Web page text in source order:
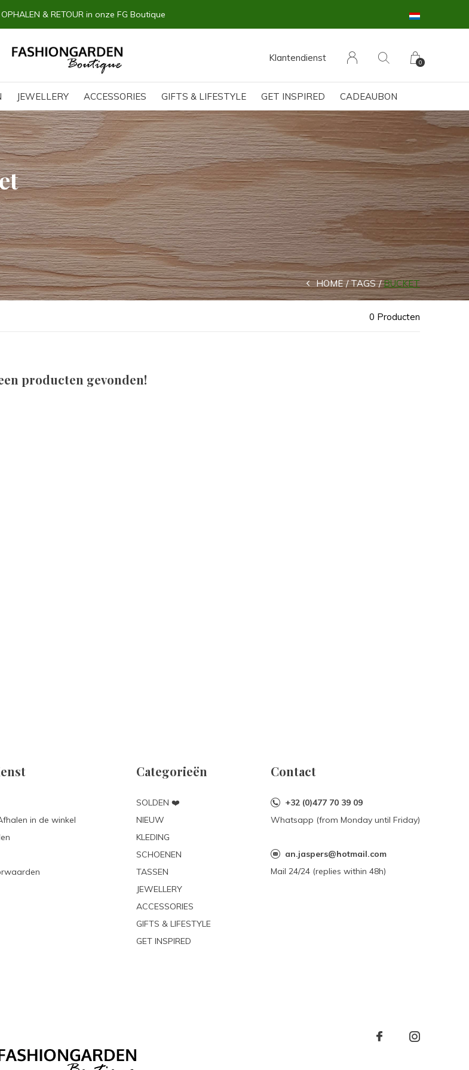
JEWELLERY ACCESSORIES GIFTS & LIFESTYLE GET INSPIRED CADEAUBON
Klantendienst 0
14 dagen BEDENKTIJD
HOME TAGS BUCKET
0 Producten
producten gevonden!
in de winkel
Categorieën
SOLDEN ❤️
NIEUW
KLEDING
SCHOENEN
TASSEN
JEWELLERY
ACCESSORIES
GIFTS & LIFESTYLE
GET INSPIRED
Contact
+32 (0)477 70 39 09
Whatsapp (from Monday until Friday)
an.jaspers@hotmail.com
Mail 24/24 (replies within 48h)